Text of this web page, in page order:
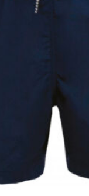
la
page
du
produit